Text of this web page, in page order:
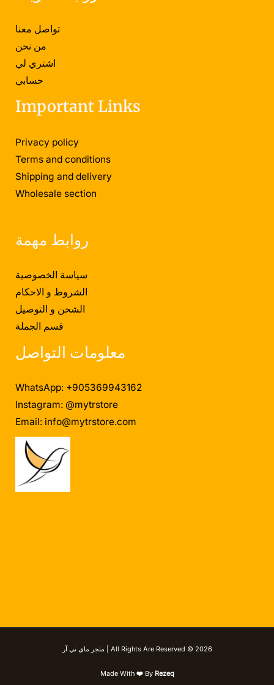
تواصل معنا
من نحن
اشتري لي
حسابي
Important Links
Privacy policy
Terms and conditions
Shipping and delivery
Wholesale section
روابط مهمة
سياسة الخصوصية
الشروط و الاحكام
الشحن و التوصيل
قسم الجملة
معلومات التواصل
WhatsApp: +905369943162
Instagram: @mytrstore
Email: info@mytrstore.com
All Rights Are Reserved © 2026 | متجر ماي تي آر
Made With ❤️ ByRezeq